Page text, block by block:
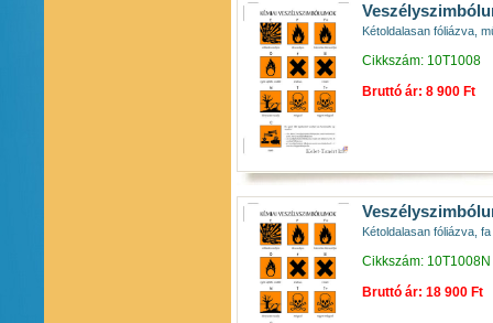
Kétoldalasan fóliázva,
Cikkszám: 10T1008
Bruttó ár: 8 900 Ft
Kétoldalasan fóliázva,
Cikkszám: 10T1008N
Bruttó ár: 18 900 Ft